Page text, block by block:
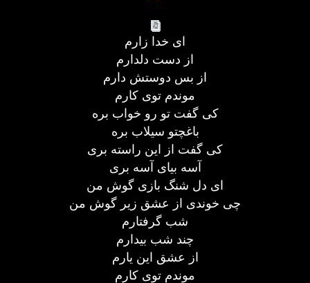
ای خدا زارم
از دست دلدارم
از بس دوستش دارم
موندم توی کارم
کی گفت تو رو خواب بره
باغچتو سیلاب بره
کی گفت از این راسته بری
آسه بیای آسه بری
ای دل شنگ بازی گوش من
چی خوندی از عشق زیر گوش من
شب گرفتارم
چند شب بیدارم
از عشق این یارم
موندم توی کارم